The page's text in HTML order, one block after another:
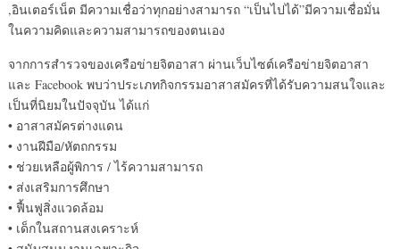
,อินเตอร์เน็ต มีความเชื่อว่าทุกอย่างสามารถ “เป็นไปได้”มีความเชื่อมั่น
ในความคิดและความสามารถของตนเอง
จากการสำรวจของเครือข่ายจิตอาสา ผ่านเว็บไซต์เครือข่ายจิตอาสา
และ Facebook พบว่าประเภทกิจกรรมอาสาสมัครที่ได้รับความสนใจและ
เป็นที่นิยมในปัจจุบัน ได้แก่
• อาสาสมัครต่างแดน
• งานฝีมือ/หัตถกรรม
• ช่วยเหลือผู้พิการ / ไร้ความสามารถ
• ส่งเสริมการศึกษา
• ฟื้นฟูสิ่งแวดล้อม
• เด็กในสถานสงเคราะห์